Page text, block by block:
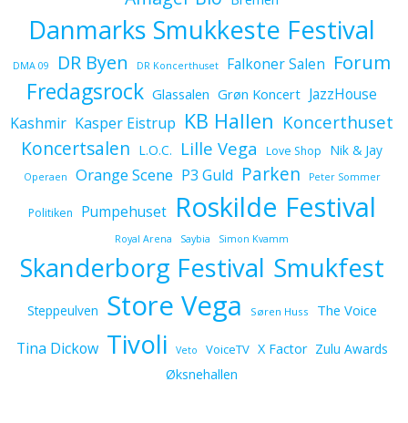
Danmarks Smukkeste Festival
DMA 09 DR Byen DR Koncerthuset Falkoner Salen Forum
Fredagsrock Glassalen Grøn Koncert JazzHouse
Kashmir Kasper Eistrup KB Hallen Koncerthuset
Koncertsalen L.O.C. Lille Vega Love Shop Nik & Jay
Operaen Orange Scene P3 Guld Parken Peter Sommer
Politiken Pumpehuset Roskilde Festival
Royal Arena Saybia Simon Kvamm
Skanderborg Festival Smukfest
Steppeulven Store Vega Søren Huss The Voice
Tina Dickow Tivoli Veto VoiceTV X Factor Zulu Awards
Øksnehallen